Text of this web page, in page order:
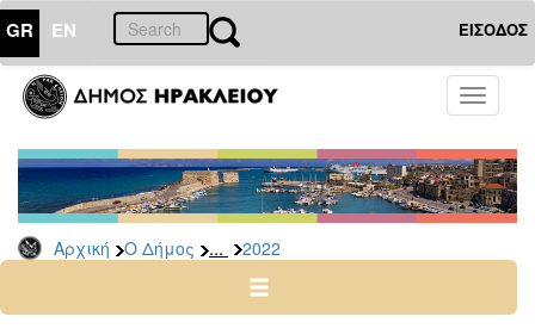
GR EN ΕΙΣΟΔΟΣ
Toggle
Αρχική Ο Δήμος ... 2022
ΔΗΜΟΣ
Δελτία
Τύπου
Αρχείο
2026
2024